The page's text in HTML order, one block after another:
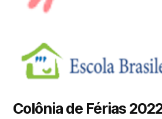
Colônia de Férias